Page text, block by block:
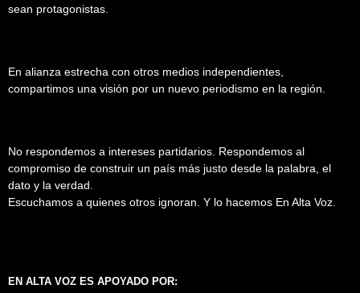
sean protagonistas.
En alianza estrecha con otros medios independientes,
compartimos una visión por un nuevo periodismo en la región.
No respondemos a intereses partidarios. Respondemos al
compromiso de construir un país más justo desde la palabra, el
dato y la verdad.
Escuchamos a quienes otros ignoran. Y lo hacemos En Alta Voz.
EN ALTA VOZ ES APOYADO POR: